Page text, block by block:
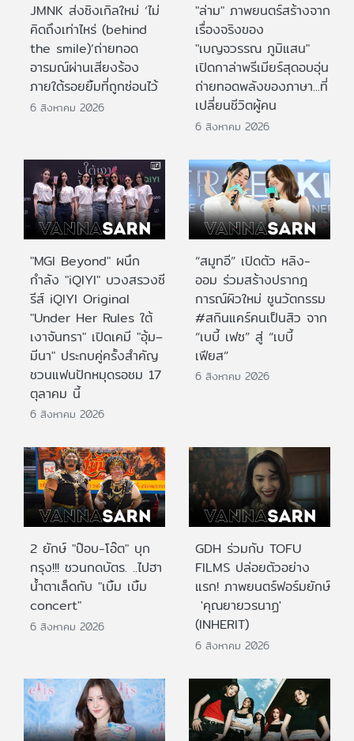
JMNK ส่งซิงเกิลใหม่ ‘ไม่
คิดถึงเท่าไหร่ (behind
the smile)’ถ่ายทอด
อารมณ์ผ่านเสียงร้อง
ภายใต้รอยยิ้มที่ถูกซ่อนไว้
6 สิงหาคม 2026
"ล่าม" ภาพยนตร์สร้างจาก
เรื่องจริงของ
"เบญจวรรณ ภูมิแสน"
เปิดกาล่าพรีเมียร์สุดอบอุ่น
ถ่ายทอดพลังของภาษา...ที่
เปลี่ยนชีวิตผู้คน
6 สิงหาคม 2026
"MGI Beyond" ผนึก
กำลัง "iQIYI" บวงสรวงซี
รีส์ iQIYI Original
"Under Her Rules ใต้
เงาจันทรา" เปิดเคมี "อุ้ม–
มีนา" ประกบคู่ครั้งสำคัญ
ชวนแฟนปักหมุดรอชม 17
ตุลาคม นี้
6 สิงหาคม 2026
“สมูทอี” เปิดตัว หลิง-
ออม ร่วมสร้างปรากฎ
การณ์ผิวใหม่ ชูนวัตกรรม
#สกินแคร์คนเป็นสิว จาก
“เบบี้ เฟซ” สู่ “เบบี้
เฟียส”
6 สิงหาคม 2026
2 ยักษ์ "ป๊อบ-โอ๊ต" บุก
กรุง!!! ชวนกดบัตร. ..ไปฮา
น้ำตาเล็ดกับ "เบิ้ม เบิ้ม
concert"
6 สิงหาคม 2026
GDH ร่วมกับ TOFU
FILMS ปล่อยตัวอย่าง
แรก! ภาพยนตร์ฟอร์มยักษ์
'คุณยายวรนาฏ'
(INHERIT)
6 สิงหาคม 2026